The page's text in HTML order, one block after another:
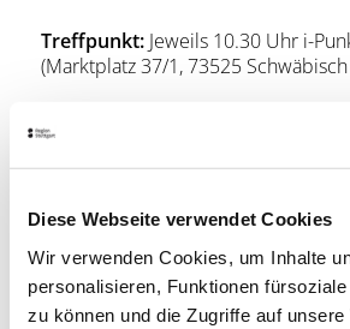
Diese Webseite verwendet Cookies
Wir verwenden Cookies, um Inhalte
personalisieren, Funktionen
zu können und die Zugriffe auf unsere
Treffpunkt: Jeweils 10.30 Uhr i-
(Marktplatz 37/1, 73525
Innenstadtführung Schwäbisch
Infos zur